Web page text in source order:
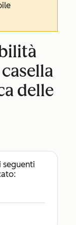
delle
seguenti